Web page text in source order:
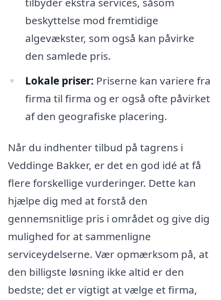
beskyttelse mod fremtidige
algevækster, som også kan påvirke
den samlede pris.
Lokale priser: Priserne kan variere fra
firma til firma og er også ofte påvirket
af den geografiske placering.
Når du indhenter tilbud på tagrens i
Veddinge Bakker, er det en god idé at få
flere forskellige vurderinger. Dette kan
hjælpe dig med at forstå den
gennemsnitlige pris i området og give dig
mulighed for at sammenligne
serviceydelserne. Vær opmærksom på, at
den billigste løsning ikke altid er den
bedste; det er vigtigt at vælge et firma,